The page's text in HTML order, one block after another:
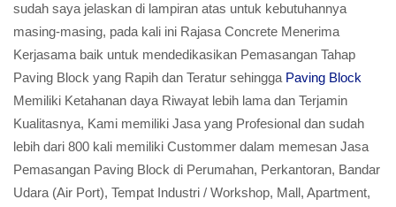
sudah saya jelaskan di lampiran atas untuk kebutuhannya
masing-masing, pada kali ini Rajasa Concrete Menerima
Kerjasama baik untuk mendedikasikan Pemasangan Tahap
Paving Block yang Rapih dan Teratur sehingga Paving Block
Memiliki Ketahanan daya Riwayat lebih lama dan Terjamin
Kualitasnya, Kami memiliki Jasa yang Profesional dan sudah
lebih dari 800 kali memiliki Custommer dalam memesan Jasa
Pemasangan Paving Block di Perumahan, Perkantoran, Bandar
Udara (Air Port), Tempat Industri / Workshop, Mall, Apartment,